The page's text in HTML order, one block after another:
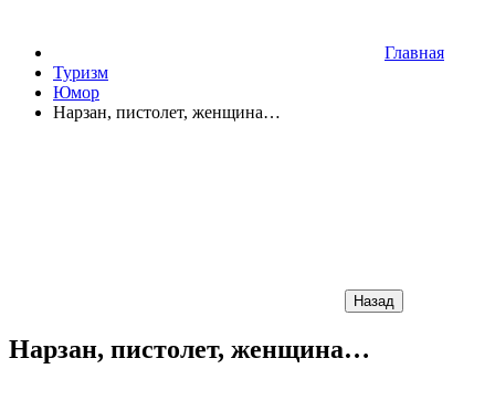
Главная
Туризм
Юмор
Нарзан, пистолет, женщина…
Назад
Нарзан, пистолет, женщина…